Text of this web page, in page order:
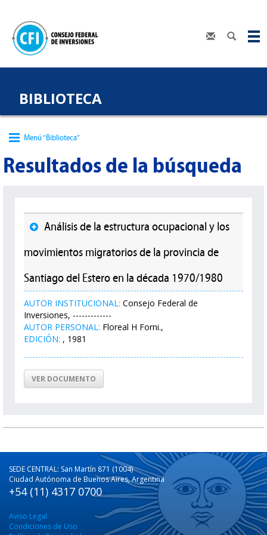
BIBLIOTECA
Menú “Biblioteca”
Resultados de la búsqueda
Análisis de la estructura ocupacional y los
movimientos migratorios de la provincia de
Santiago del Estero en la década 1970/1980
AUTOR INSTITUCIONAL: Consejo Federal de
Inversiones, -------------
AUTOR PERSONAL: Floreal H Forni.,
EDICIÓN: , 1981
VER DOCUMENTO
SEDE CENTRAL: San Martín 871 (1004)
Ciudad Autónoma de Buenos Aires, Argentina
+54 (11) 4317 0700
Aviso Legal
Condiciones de Uso